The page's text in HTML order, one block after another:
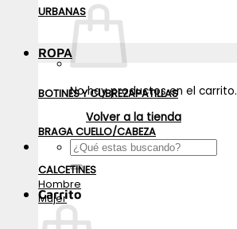
No hay productos en el carrito.
Volver a la tienda
Buscar
por:
Carrito
URBANAS
ROPA
BOTINES Y CUBREZAPATILLAS
BRAGA CUELLO/CABEZA
CALCETINES
Hombre
Mujer